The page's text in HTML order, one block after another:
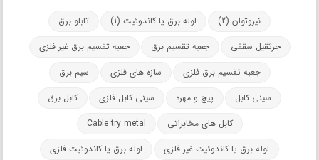
نیروتوان (2) لوله برق یا کاندوئیت (1)
تابلو برق
جرثقیل سقفی
جعبه تقسیم برق
جعبه تقسیم برق غیر فلزی
جعبه تقسیم برق فلزی
سازه های فلزی
سیم برق
سینی کابل
پیچ و مهره سینی کابل فلزی
کابل برق
کابل های مخابراتی
Cable try metal
لوله برق یا کاندوئیت غیر فلزی
لوله برق یا کاندوئیت فلزی